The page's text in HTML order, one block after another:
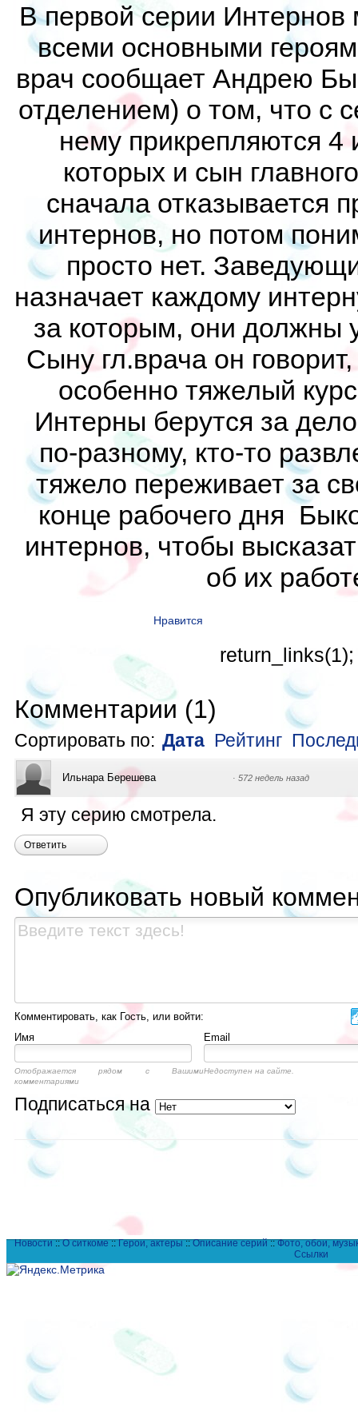
В первой серии
всеми основными
врач сообщает Андрею
отделением) о том, что с
нему прикрепляются 4
которых и сын
сначала отказывается
интернов, но потом
просто нет.
назначает каждому
за которым, они должны
Сыну гл.врача он
особенно тяжелый
Интерны берутся за
по-разному, кто-то
тяжело переживает за
конце рабочего дня
интернов, чтобы
об их
Нравится
Комментарии (1)
Сортировать по: Дата Рейтинг
Ильнара Берешева · 572 недель назад
Я эту серию смотрела.
Ответить
Опубликовать новый
Комментировать, как Гость, или войти:
Имя
Email
Отображается рядом с Вашими
комментариями
Недоступен на сайте.
Подписаться на
Новости::О ситкоме::Герои, актеры::Описание серий::Фото, обои,
Ссылки